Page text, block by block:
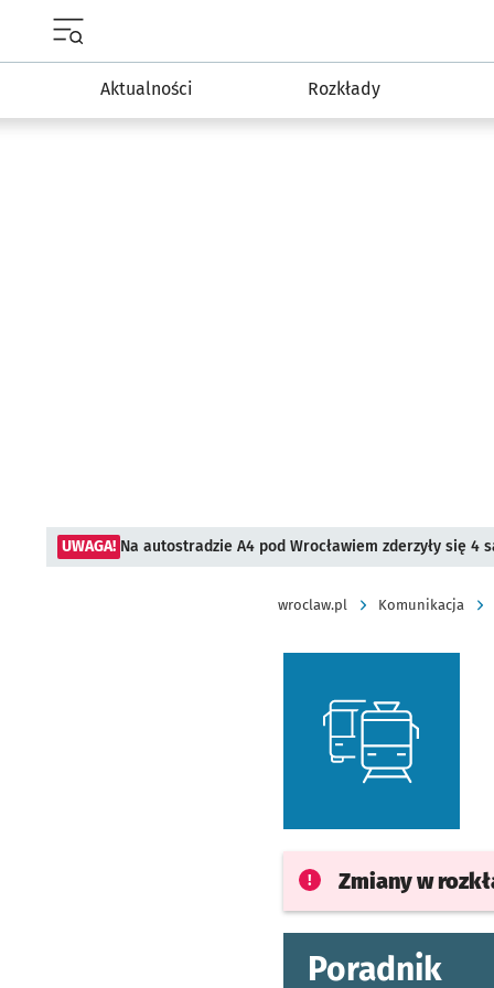
Aktualności Rozkłady
UWAGA! Na autostradzie A4 pod Wrocławiem zderzyły się 4
wroclaw.pl Komunikacja
Zmiany w
Poradnik